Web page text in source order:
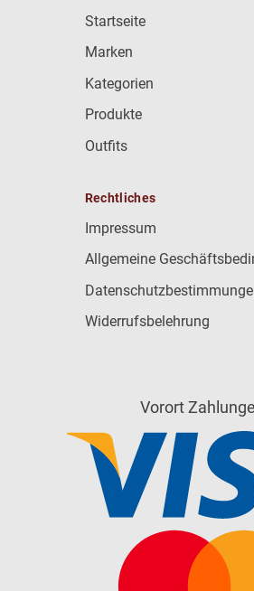
Startseite
Marken
Kategorien
Produkte
Outfits
Rechtliches
Impressum
Allgemeine
Widerrufsbelehrung
Vorort